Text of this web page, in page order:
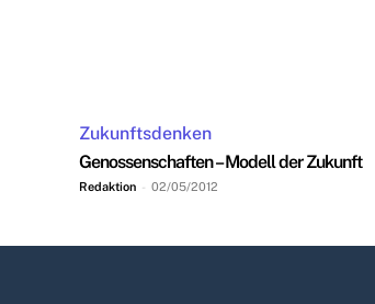
Zukunftsdenken
Genossenschaften – Modell der Zukunft
Redaktion - 02/05/2012